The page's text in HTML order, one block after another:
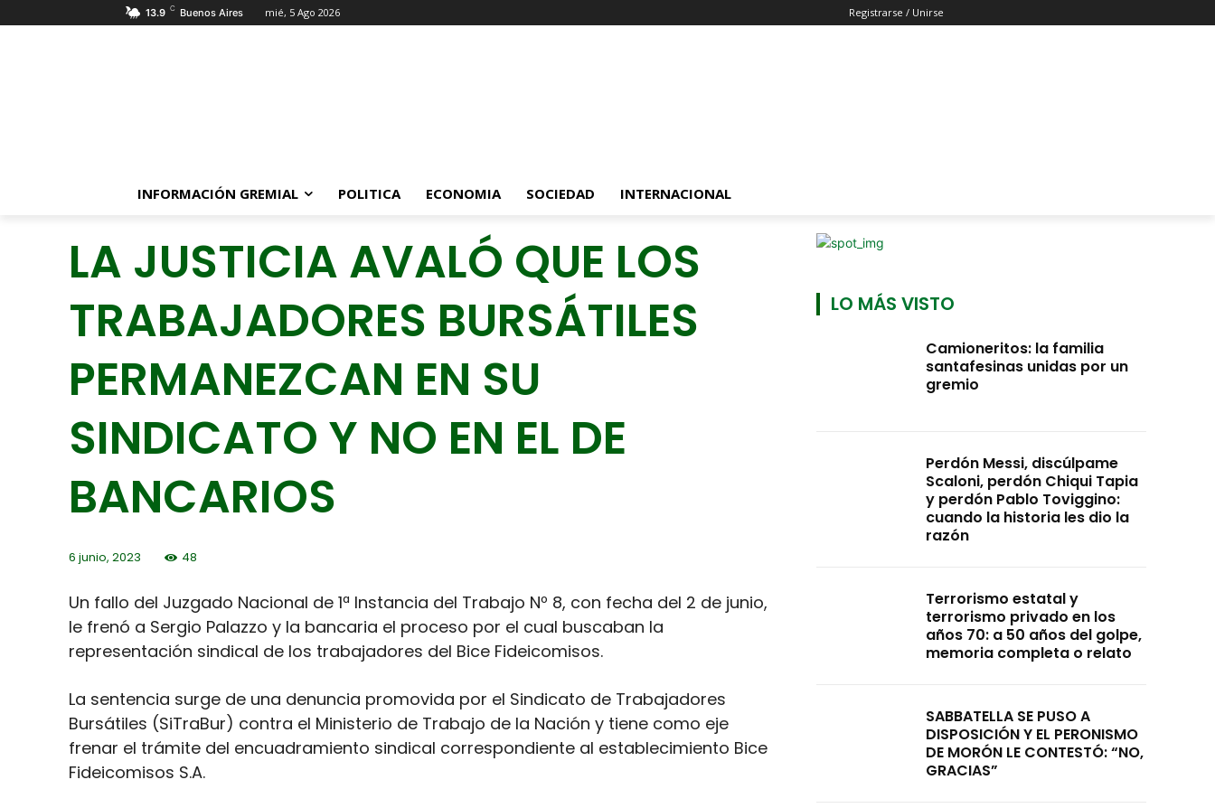
13.9 C Buenos Aires mié, 5 Ago 2026 Registrarse / Unirse
INFORMACIÓN GREMIAL POLITICA ECONOMIA SOCIEDAD INTERNACIONAL
LA JUSTICIA AVALÓ QUE LOS
TRABAJADORES BURSÁTILES
PERMANEZCAN EN SU
SINDICATO Y NO EN EL DE
BANCARIOS
6 junio, 2023 48
Un fallo del Juzgado Nacional de 1ª Instancia del Trabajo Nº 8, con fecha del 2 de junio,
le frenó a Sergio Palazzo y la bancaria el proceso por el cual buscaban la
representación sindical de los trabajadores del Bice Fideicomisos.
La sentencia surge de una denuncia promovida por el Sindicato de Trabajadores
Bursátiles (SiTraBur) contra el Ministerio de Trabajo de la Nación y tiene como eje
frenar el trámite del encuadramiento sindical correspondiente al establecimiento Bice
Fideicomisos S.A.
LO MÁS VISTO
Camioneritos: la familia
santafesinas unidas por un
gremio
Perdón Messi, discúlpame
Scaloni, perdón Chiqui Tapia
y perdón Pablo Toviggino:
cuando la historia les dio la
razón
Terrorismo estatal y
terrorismo privado en los
años 70: a 50 años del golpe,
memoria completa o relato
SABBATELLA SE PUSO A
DISPOSICIÓN Y EL PERONISMO
DE MORÓN LE CONTESTÓ: “NO,
GRACIAS”